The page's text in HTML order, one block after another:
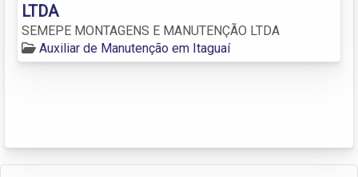
LTDA
SEMEPE MONTAGENS E MANUTENÇÃO LTDA
Auxiliar de Manutenção em Itaguaí